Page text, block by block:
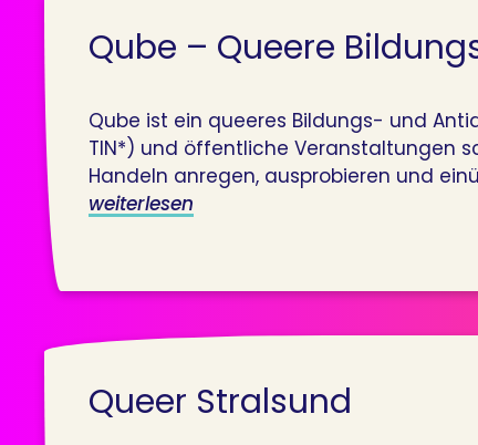
Qube – Queere
Qube ist ein queeres Bildungs- und
TIN*) und öffentliche Veranstaltungen
Handeln anregen, ausprobieren und
weiterlesen
Queer Stralsund